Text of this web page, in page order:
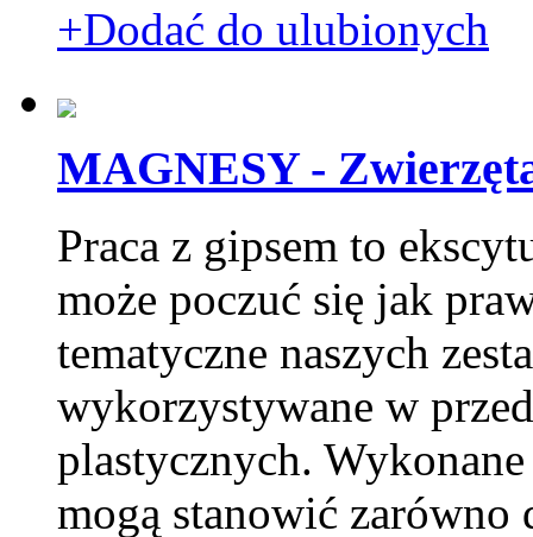
+Dodać do ulubionych
MAGNESY -
Praca z gipsem to
może poczuć się jak
tematyczne naszych
wykorzystywane w
plastycznych.
mogą stanowić zarówno